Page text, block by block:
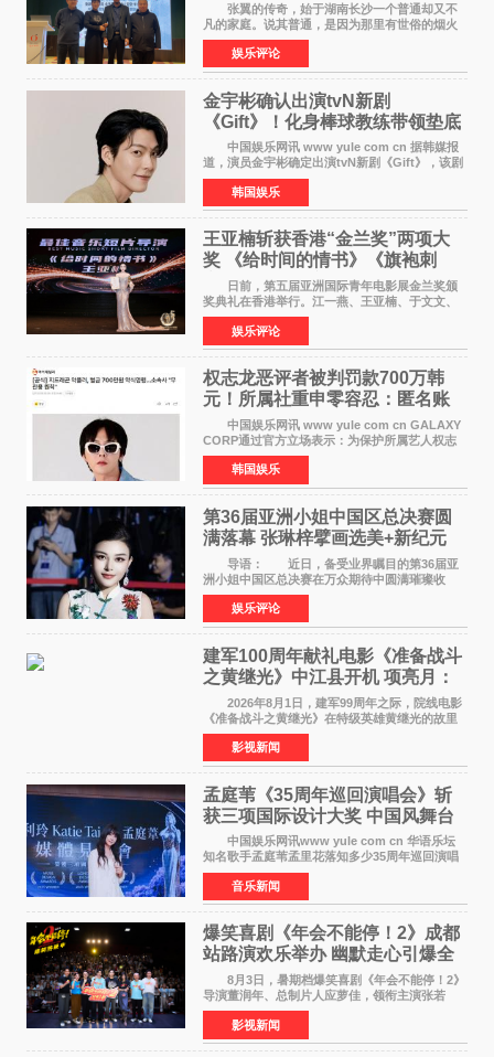
张翼的传奇，始于湖南长沙一个普通却又不
凡的家庭。说其普通，是因为那里有世俗的烟火
气；说其不凡，是因为家中有一位洞悉天地玄机
的长者——他的爷爷。作为当地的风水师，爷爷
是张翼走进易学
娱乐评论
金宇彬确认出演tvN新剧
《Gift》！化身棒球教练带领垫底
球队逆袭
中国娱乐网讯 www yule com cn 据韩媒报
道，演员金宇彬确定出演tvN新剧《Gift》，该剧
预计将于下半年播出，引发观众高度期待。
本剧改编自同名网络漫画，讲述一位经历意外事
故后获得特殊
韩国娱乐
王亚楠斩获香港“金兰奖”两项大
奖 《给时间的情书》《旗袍刺
客》双双获肯定
日前，第五届亚洲国际青年电影展金兰奖颁
奖典礼在香港举行。江一燕、王亚楠、于文文、
李东学等知名演员出席活动。著名演员、导演王
亚楠凭借音乐故事片《给时间的情书》和院线电
影《旗袍刺客》
娱乐评论
权志龙恶评者被判罚款700万韩
元！所属社重申零容忍：匿名账
号也难逃刑责
中国娱乐网讯 www yule com cn GALAXY
CORP通过官方立场表示：为保护所属艺人权志
龙的名誉和权益，将持续对网络上发生的名誉损
害、散布虚假事实、侮辱、恶意诽谤等行为采取
法律应对措施。
韩国娱乐
第36届亚洲小姐中国区总决赛圆
满落幕 张琳梓擘画选美+新纪元
导语： 近日，备受业界瞩目的第36届亚
洲小姐中国区总决赛在万众期待中圆满璀璨收
官。整场盛典汇聚万千芳华，不仅完成了新一届
美丽代言人的加冕选拔，更在行业发展层面带来
颠覆性突破。活动
娱乐评论
建军100周年献礼电影《准备战斗
之黄继光》中江县开机 项亮月：
以光影为笔，书写英雄赞歌
2026年8月1日，建军99周年之际，院线电影
《准备战斗之黄继光》在特级英雄黄继光的故里
——四川省德阳市中江县黄继光出生地正式开
机。本片出品人、总制片人项亮月主持开机仪
式，&zwnj;特级英雄
影视新闻
孟庭苇《35周年巡回演唱会》斩
获三项国际设计大奖 中国风舞台
美学获全球认可
中国娱乐网讯www yule com cn 华语乐坛
知名歌手孟庭苇孟里花落知多少35周年巡回演唱
会再传喜讯。该演唱会先后荣获美国MUSE
Creative Awards白金奖（Platinum Winner）、
英国London Design
音乐新闻
爆笑喜剧《年会不能停！2》成都
站路演欢乐举办 幽默走心引爆全
场共鸣
8月3日，暑期档爆笑喜剧《年会不能停！2》
导演董润年、总制片人应萝佳，领衔主演张若
昀、白客，惊喜出演庄达菲，特别主演孙艺洲，
特别出演田雨，友情出演欧阳奋强出席成都路
演，与观众近距离互
影视新闻